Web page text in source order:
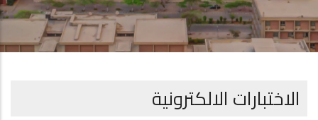
الاختبارات الالكترونية